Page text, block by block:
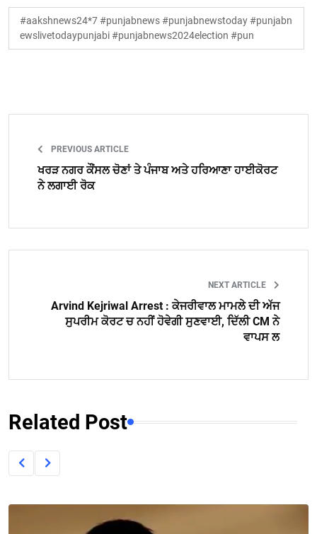
#aakshnews24*7 #punjabnews #punjabnewstoday #punjabn
ewslivetodaypunjabi #punjabnews2024election #pun
PREVIOUS ARTICLE
ਖਰੜ ਨਗਰ ਕੌਂਸਲ ਚੋਣਾਂ ਤੇ ਪੰਜਾਬ ਅਤੇ ਹਰਿਆਣਾ ਹਾਈਕੋਰਟ
ਨੇ ਲਗਾਈ ਰੋਕ
NEXT ARTICLE
Arvind Kejriwal Arrest : ਕੇਜਰੀਵਾਲ ਮਾਮਲੇ ਦੀ ਅੱਜ
ਸੁਪਰੀਮ ਕੋਰਟ ਚ ਨਹੀਂ ਹੋਵੇਗੀ ਸੁਣਵਾਈ, ਦਿੱਲੀ CM ਨੇ
ਵਾਪਸ ਲ
Related Post